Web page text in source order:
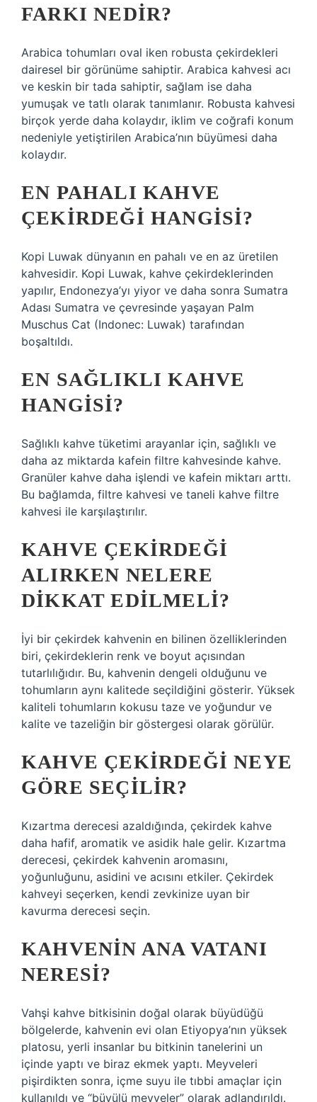
FARKI NEDIR?
Arabica tohumları oval iken robusta çekirdekleri
dairesel bir görünüme sahiptir. Arabica kahvesi acı
ve keskin bir tada sahiptir, sağlam ise daha
yumuşak ve tatlı olarak tanımlanır. Robusta kahvesi
birçok yerde daha kolaydır, iklim ve coğrafi konum
nedeniyle yetiştirilen Arabica’nın büyümesi daha
kolaydır.
EN PAHALI KAHVE
ÇEKIRDEĞI HANGISI?
Kopi Luwak dünyanın en pahalı ve en az üretilen
kahvesidir. Kopi Luwak, kahve çekirdeklerinden
yapılır, Endonezya’yı yiyor ve daha sonra Sumatra
Adası Sumatra ve çevresinde yaşayan Palm
Muschus Cat (Indonec: Luwak) tarafından
boşaltıldı.
EN SAĞLIKLI KAHVE
HANGISI?
Sağlıklı kahve tüketimi arayanlar için, sağlıklı ve
daha az miktarda kafein filtre kahvesinde kahve.
Granüler kahve daha işlendi ve kafein miktarı arttı.
Bu bağlamda, filtre kahvesi ve taneli kahve filtre
kahvesi ile karşılaştırılır.
KAHVE ÇEKIRDEĞI
ALIRKEN NELERE
DIKKAT EDILMELI?
İyi bir çekirdek kahvenin en bilinen özelliklerinden
biri, çekirdeklerin renk ve boyut açısından
tutarlılığıdır. Bu, kahvenin dengeli olduğunu ve
tohumların aynı kalitede seçildiğini gösterir. Yüksek
kaliteli tohumların kokusu taze ve yoğundur ve
kalite ve tazeliğin bir göstergesi olarak görülür.
KAHVE ÇEKIRDEĞI NEYE
GÖRE SEÇILIR?
Kızartma derecesi azaldığında, çekirdek kahve
daha hafif, aromatik ve asidik hale gelir. Kızartma
derecesi, çekirdek kahvenin aromasını,
yoğunluğunu, asidini ve acısını etkiler. Çekirdek
kahveyi seçerken, kendi zevkinize uyan bir
kavurma derecesi seçin.
KAHVENIN ANA VATANI
NERESI?
Vahşi kahve bitkisinin doğal olarak büyüdüğü
bölgelerde, kahvenin evi olan Etiyopya’nın yüksek
platosu, yerli insanlar bu bitkinin tanelerini un
içinde yaptı ve biraz ekmek yaptı. Meyveleri
pişirdikten sonra, içme suyu ile tıbbi amaçlar için
kullanıldı ve “büyülü meyveler” olarak adlandırıldı.